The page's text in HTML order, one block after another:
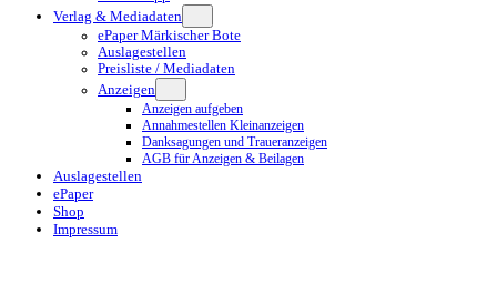
Verlag & Mediadaten
ePaper Märkischer Bote
Auslagestellen
Preisliste / Mediadaten
Anzeigen
Anzeigen aufgeben
Annahmestellen Kleinanzeigen
Danksagungen und Traueranzeigen
AGB für Anzeigen & Beilagen
Auslagestellen
ePaper
Shop
Impressum